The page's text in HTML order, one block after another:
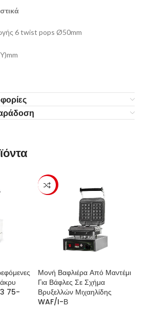
6 twist pops Ø50mm
75-
-23%
Μονή Βαφλιέρα Από Μαντέμι
Για Βάφλες Σε Σχήμα
Βρυξελλών Μιχαηλίδης
WAF/I-Β